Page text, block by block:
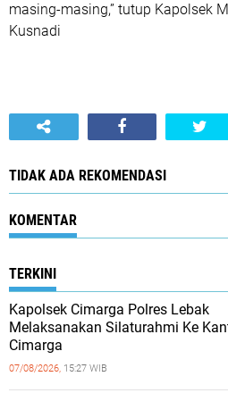
masing-masing,” tutup Kapolsek
Kusnadi
TIDAK ADA REKOMENDASI
KOMENTAR
TERKINI
Kapolsek Cimarga Polres Lebak
Melaksanakan Silaturahmi Ke
Cimarga
07/08/2026, 15:27 WIB